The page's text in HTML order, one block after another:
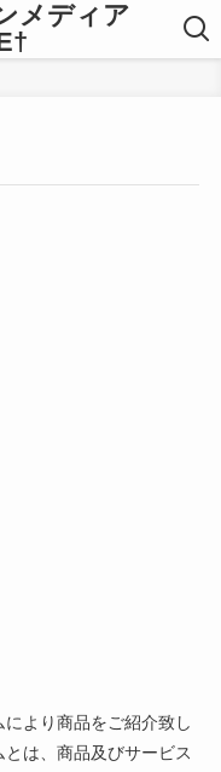
メディア
より商品をご紹介致し
は、商品及びサービス